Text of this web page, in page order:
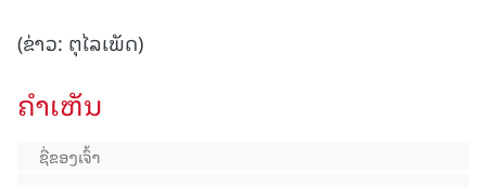
(ຂ່າວ: ຕຸໄລເພັດ)
ຄໍາເຫັນ